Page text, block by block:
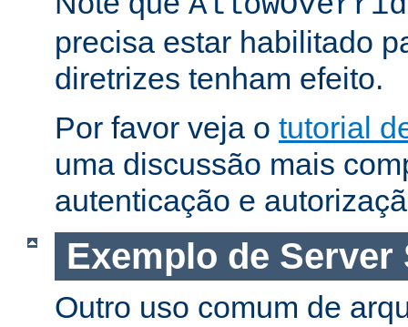
precisa estar habilitado
diretrizes tenham efeito.
Por favor veja o tutorial
uma discussão mais
autenticação e
Exemplo de Server
Outro uso comum de